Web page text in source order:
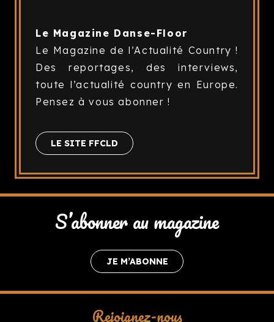
Le Magazine Danse-Floor
Le Magazine de l’Actualité Country !
Des reportages, des interviews,
toute l’actualité country en Europe.
Pensez à vous abonner !
LE SITE FFCLD
S’abonner au magazine
JE M’ABONNE
Rejoignez-nous